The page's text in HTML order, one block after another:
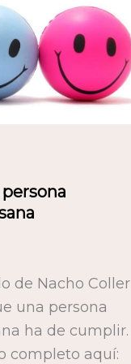
de Nacho Coller
una persona
ha de cumplir.
completo aquí: